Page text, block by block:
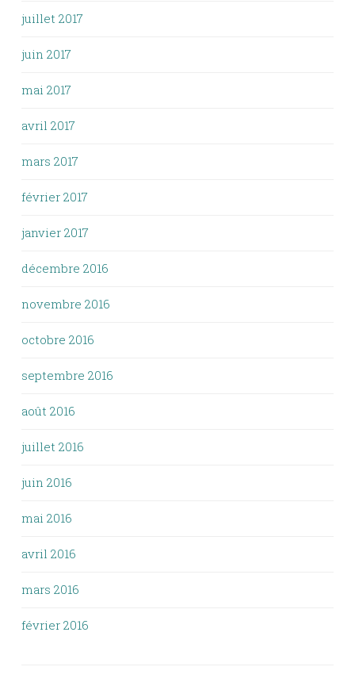
juillet 2017
juin 2017
mai 2017
avril 2017
mars 2017
février 2017
janvier 2017
décembre 2016
novembre 2016
octobre 2016
septembre 2016
août 2016
juillet 2016
juin 2016
mai 2016
avril 2016
mars 2016
février 2016